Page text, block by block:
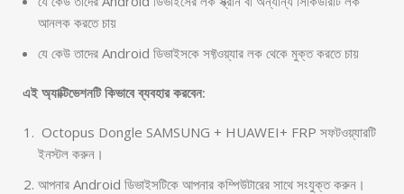
আনলক করতে চায়
যে কেউ তাদের Android ডিভাইসকে সফ্টওয়্যার লক থেকে মুক্ত করতে চায়
এই অ্যাক্টিভেশনটি কিভাবে ব্যবহার করবেন:
Octopus Dongle SAMSUNG + HUAWEI+ FRP সফটওয়্যারটি
ইনস্টল করুন।
আপনার Android ডিভাইসটিকে আপনার কম্পিউটারের সাথে সংযুক্ত করুন।